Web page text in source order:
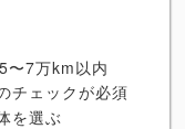
〜7万km以内
チェックが必須
を選ぶ